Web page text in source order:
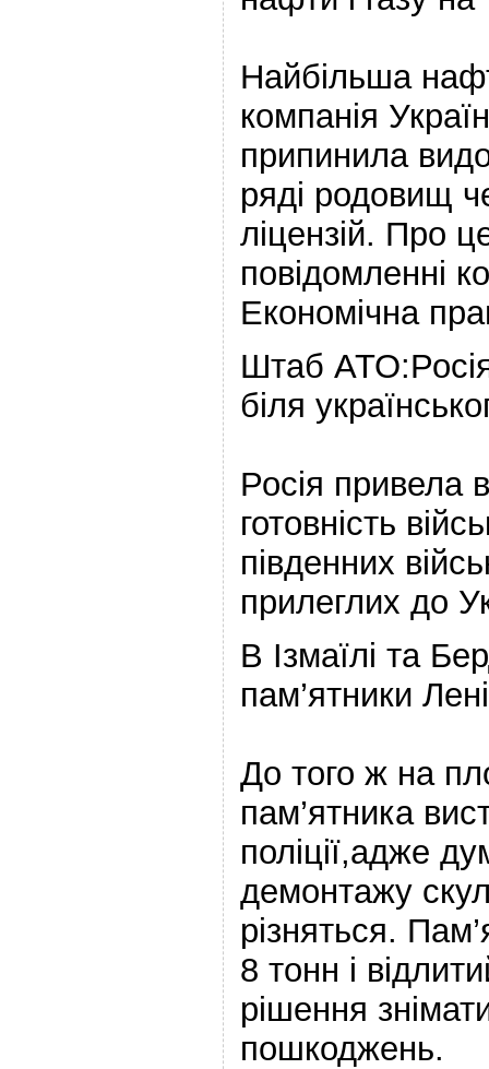
Найбільша
компанія
припинила
ряді родовищ
ліцензій. Про
повідомленні
Економічна
Штаб
біля
Росія привела
готовність
південних
прилеглих до
В Ізмаїлі та
пам’ятники
До того ж на
пам’ятника
поліції,адже
демонтажу
різняться.
8 тонн і
рішення
пошкоджень.